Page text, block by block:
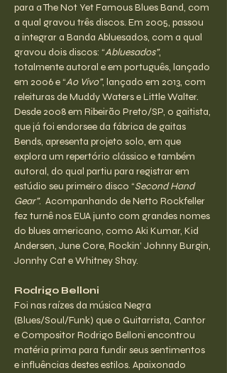
para a The Not Yet Famous Blues Band, com
a qual gravou três discos. Em 2005, passou
a integrar a Banda Abluesados, com a qual
gravou dois discos: “Abluesados”,
totalmente autoral e em português, lançado
em 2006 e “Ao Vivo”, lançado em 2013, com
releituras de Muddy Waters e Little Walter.
Desde 2008 em Ribeirão Preto/SP, o gaitista,
que já foi endorsee da fábrica de gaitas
Bends, apresenta projeto solo, em que
explora um repertório clássico e também
autoral, do qual partiu para registrar em
estúdio seu primeiro disco “Second Hand
Gear”.  Acompanhando de Netto Rockfeller
fez turnê nos EUA junto com grandes nomes
do blues americano, como Aki Kumar, Kid
Andersen, June Core, Rockin’ Johnny Burgin,
Jonnhy Cat e Whitney Shay.
Rodrigo Belloni
Foi nas raízes da música Negra
(Blues/Soul/Funk) que o Guitarrista, Cantor
e Compositor Rodrigo Belloni encontrou
matéria prima para fundir seus sentimentos
e influências destes estilos. Apaixonado